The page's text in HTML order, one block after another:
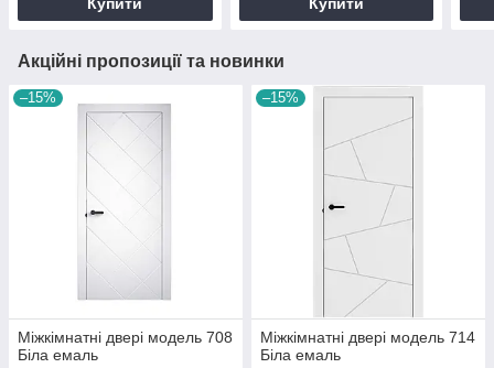
Купити Купити
Акційні пропозиції та новинки
–15%
Міжкімнатні двері модель 708
Біла емаль
–15%
Міжкімнатні двері модель 714
Біла емаль